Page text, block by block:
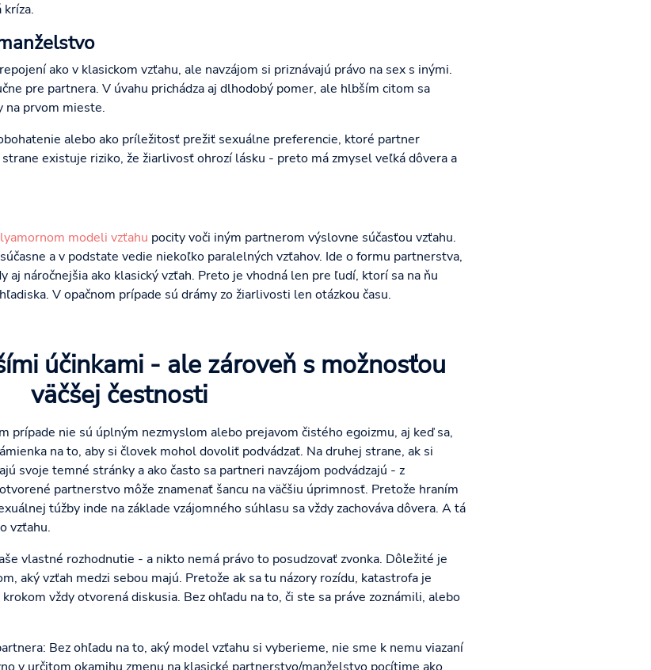
ako v klasickom vzťahu, ale navzájom si priznávajú právo na sex s inými.
pre partnera. V úvahu prichádza aj dlhodobý pomer, ale hlbším citom sa
na prvom mieste.
alebo ako príležitosť prežiť sexuálne preferencie, ktoré partner
existuje riziko, že žiarlivosť ohrozí lásku - preto má zmysel veľká dôvera a
modeli vzťahu pocity voči iným partnerom výslovne súčasťou vzťahu.
a v podstate vedie niekoľko paralelných vzťahov. Ide o formu partnerstva,
aj náročnejšia ako klasický vzťah. Preto je vhodná len pre ľudí, ktorí sa na ňu
V opačnom prípade sú drámy zo žiarlivosti len otázkou času.
účinkami - ale zároveň s možnosťou
väčšej čestnosti
prípade nie sú úplným nezmyslom alebo prejavom čistého egoizmu, aj keď sa,
na to, aby si človek mohol dovoliť podvádzať. Na druhej strane, ak si
svoje temné stránky a ako často sa partneri navzájom podvádzajú - z
partnerstvo môže znamenať šancu na väčšiu úprimnosť. Pretože hraním
túžby inde na základe vzájomného súhlasu sa vždy zachováva dôvera. A tá
vzťahu.
vlastné rozhodnutie - a nikto nemá právo to posudzovať zvonka. Dôležité je
aký vzťah medzi sebou majú. Pretože ak sa tu názory rozídu, katastrofa je
vždy otvorená diskusia. Bez ohľadu na to, či ste sa práve zoznámili, alebo
Bez ohľadu na to, aký model vzťahu si vyberieme, nie sme k nemu viazaní